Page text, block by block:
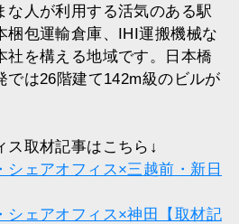
な人が利用する活気のある駅
梱包運輸倉庫、IHI運搬機械な
社を構える地域です。日本橋
では26階建て142m級のビルが
ス取材記事はこちら↓
シェアオフィス×三越前・新日
シェアオフィス×神田【取材記